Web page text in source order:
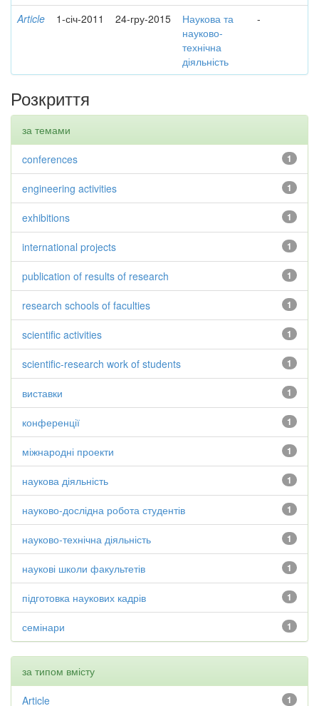
Article 1-січ-2011 24-гру-2015
Наукова та
науково-
технічна
діяльність
-
Розкриття
за темами
1
conferences
1
engineering activities
1
exhibitions
1
international projects
1
publication of results of research
1
research schools of faculties
1
scientific activities
1
scientific-research work of students
1
виставки
1
конференції
1
міжнародні проекти
1
наукова діяльність
1
науково-дослідна робота студентів
1
науково-технічна діяльність
1
наукові школи факультетів
1
підготовка наукових кадрів
1
семінари
за типом вмісту
1
Article